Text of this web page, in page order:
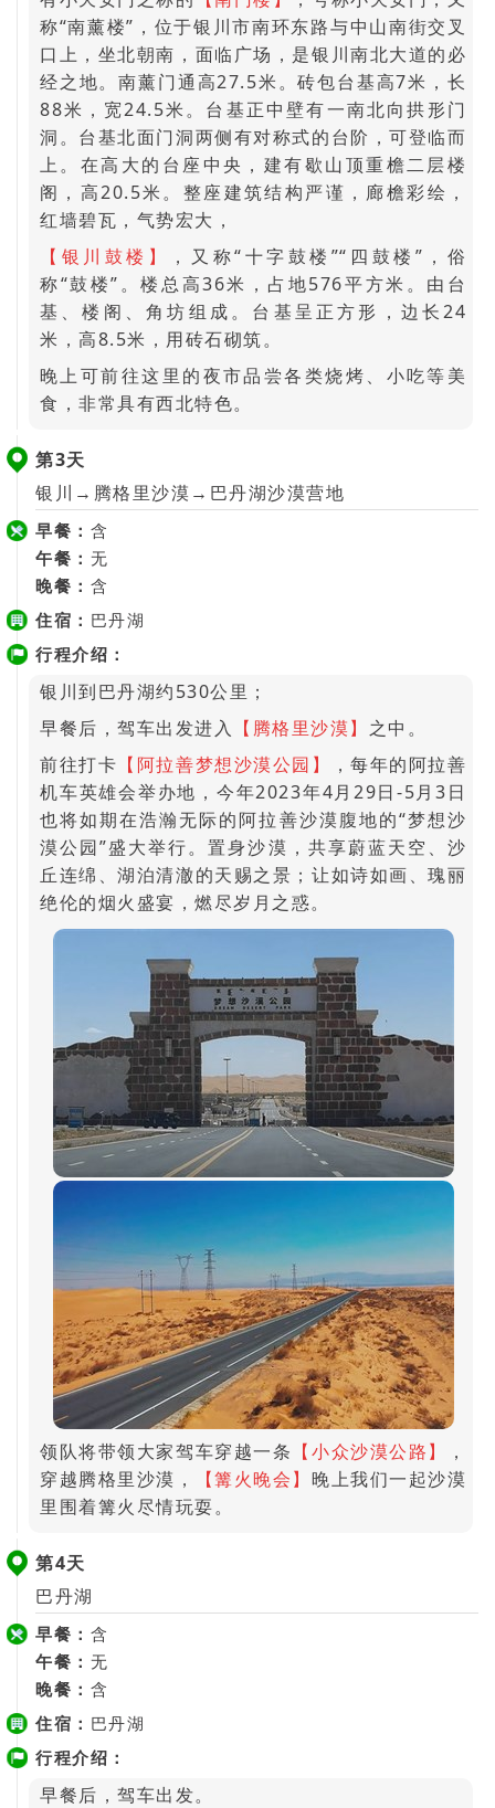
称“南薰楼”，位于银川市南环东路与中山南街交叉
口上，坐北朝南，面临广场，是银川南北大道的必
经之地。南薰门通高27.5米。砖包台基高7米，长
88米，宽24.5米。台基正中壁有一南北向拱形门
洞。台基北面门洞两侧有对称式的台阶，可登临而
上。在高大的台座中央，建有歇山顶重檐二层楼
阁，高20.5米。整座建筑结构严谨，廊檐彩绘，
红墙碧瓦，气势宏大，
【银川鼓楼】
，又称“十字鼓楼”“四鼓楼”，俗
称“鼓楼”。楼总高36米，占地576平方米。由台
基、楼阁、角坊组成。台基呈正方形，边长24
米，高8.5米，用砖石砌筑。
晚上可前往这里的夜市品尝各类烧烤、小吃等美
食，非常具有西北特色。
第3天
银川→腾格里沙漠→巴丹湖沙漠营地
早餐： 含
午餐： 无
晚餐： 含
住宿： 巴丹湖
行程介绍：
银川到巴丹湖约530公里；
早餐后，驾车出发进入 【腾格里沙漠】 之中。
前往打卡 【阿拉善梦想沙漠公园】
，每年的阿拉善
机车英雄会举办地，今年2023年4月29日-5月3日
也将如期在浩瀚无际的阿拉善沙漠腹地的“梦想沙
漠公园”盛大举行。置身沙漠，共享蔚蓝天空、沙
丘连绵、湖泊清澈的天赐之景；让如诗如画、瑰丽
绝伦的烟火盛宴，燃尽岁月之惑。
领队将带领大家驾车穿越一条 【小众沙漠公路】
，
穿越腾格里沙漠，
【篝火晚会】 晚上我们一起沙漠
里围着篝火尽情玩耍。
第4天
巴丹湖
早餐： 含
午餐： 无
晚餐： 含
住宿： 巴丹湖
行程介绍：
早餐后，驾车出发。